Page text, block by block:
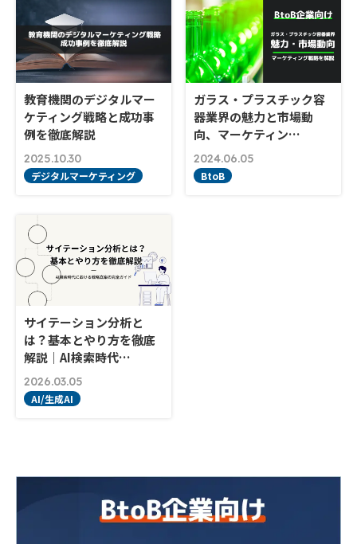
教育機関のデジタルマー
ケティング戦略と成功事
例を徹底解説
2025.10.30
デジタルマーケティング
ガラス・プラスチック容
器業界の魅力と市場動
向、マーケティン…
2024.06.05
BtoB
サイテーション分析と
は？基本とやり方を徹底
解説｜AI検索時代…
2026.03.05
AI/生成AI